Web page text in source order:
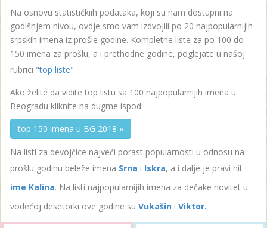
Na osnovu statističkiih podataka, koji su nam dostupni na
godišnjem nivou, ovdje smo vam izdvojili po 20 najpopularnijih
srpskih imena iz prošle godine. Kompletne liste za po 100 do
150 imena za prošlu, a i prethodne godine, poglejate u našoj
rubrici "top liste"
Ako želite da vidite top listu sa 100 najpopularnijih imena u
Beogradu kliknite na dugme ispod:
top 150 imena u BG 2018 »
Na listi za devojčice najveći porast popularnosti u odnosu na
prošlu godinu beleže imena Srna i Iskra, a i dalje je pravi hit
ime Kalina. Na listi najpopularnijih imena za dečake novitet u
vodećoj desetorki ove godine su Vukašin i Viktor.